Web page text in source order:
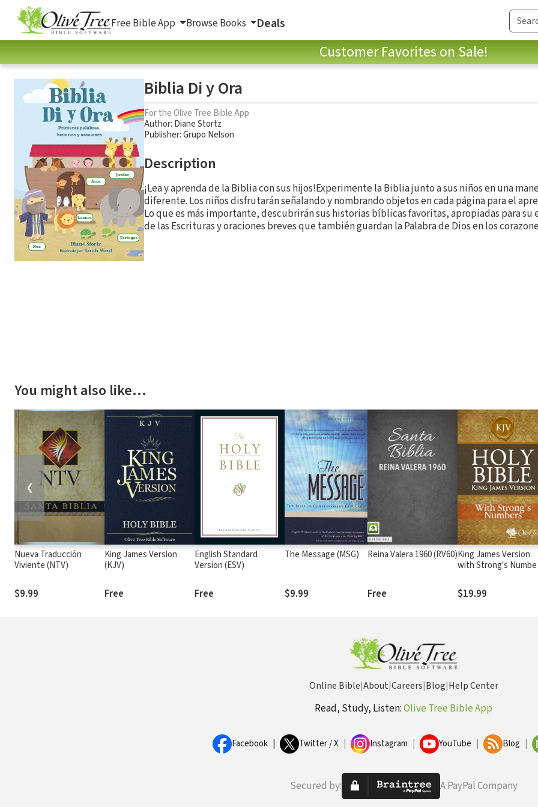
Free Bible App Browse Books Deals
Customer Favorites on Sale!
Biblia Di y Ora
For the Olive Tree Bible App
Author: Diane Stortz
Publisher: Grupo Nelson
Description
¡Lea y aprenda de la Biblia con sus hijos!Experimente la Biblia junto a sus niños en una
diferente. Los niños disfrutarán señalando y nombrando objetos en cada página para el
Lo que es más importante, descubrirán sus historias bíblicas favoritas, apropiadas para su
de las Escrituras y oraciones breves que también guardan la Palabra de Dios en los
You might also like…
Nueva Traducción
Viviente (NTV)
$9.99
King James Version
(KJV)
Free
English Standard
Version (ESV)
Free
The Message (MSG)
$9.99
Reina Valera 1960 (RV60)
Free
King James Version
with Strong's
$19.99
❮
Online Bible|About|Careers|Blog|Help Center
Read, Study, Listen:Olive Tree Bible App
Facebook Twitter / X Instagram YouTube Blog
Secured by: A PayPal Company